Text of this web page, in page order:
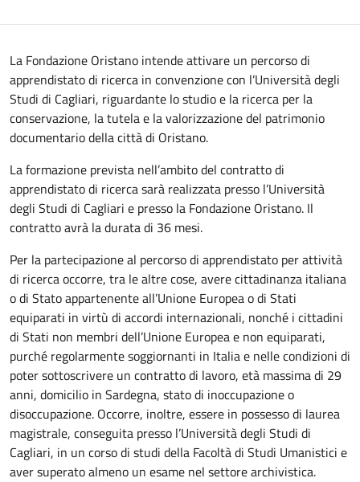
La Fondazione Oristano intende attivare un percorso di
apprendistato di ricerca in convenzione con l’Università degli
Studi di Cagliari, riguardante lo studio e la ricerca per la
conservazione, la tutela e la valorizzazione del patrimonio
documentario della città di Oristano.
La formazione prevista nell’ambito del contratto di
apprendistato di ricerca sarà realizzata presso l’Università
degli Studi di Cagliari e presso la Fondazione Oristano. Il
contratto avrà la durata di 36 mesi.
Per la partecipazione al percorso di apprendistato per attività
di ricerca occorre, tra le altre cose, avere cittadinanza italiana
o di Stato appartenente all’Unione Europea o di Stati
equiparati in virtù di accordi internazionali, nonché i cittadini
di Stati non membri dell’Unione Europea e non equiparati,
purché regolarmente soggiornanti in Italia e nelle condizioni di
poter sottoscrivere un contratto di lavoro, età massima di 29
anni, domicilio in Sardegna, stato di inoccupazione o
disoccupazione. Occorre, inoltre, essere in possesso di laurea
magistrale, conseguita presso l’Università degli Studi di
Cagliari, in un corso di studi della Facoltà di Studi Umanistici e
aver superato almeno un esame nel settore archivistica.